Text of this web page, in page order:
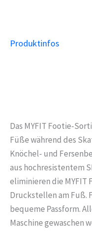
Produktinfos
Das MYFIT Footie-
Füße während des
Knöchel- und
aus hochresistentem
eliminieren die MYFIT
Druckstellen am Fuß.
bequeme Passform.
Maschine gewaschen